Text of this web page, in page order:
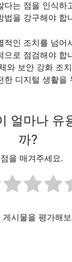
다는 점을 인식하
법을 강구해야 합
적인 조치를 넘어
으로 점검해야 합
와 보안 강화 조
한 디지털 생활을
얼마나 유
까?
을 매겨주세요.
게시물을 평가해